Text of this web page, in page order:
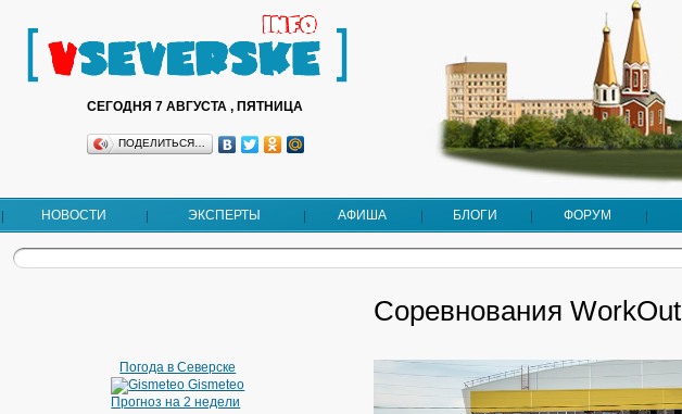
СЕГОДНЯ 7 АВГУСТА , ПЯТНИЦА
ПОДЕЛИТЬСЯ…
НОВОСТИ ЭКСПЕРТЫ АФИША БЛОГИ ФОРУМ
Погода в Северске
Gismeteo
Прогноз на 2 недели
Соревнования WorkOut